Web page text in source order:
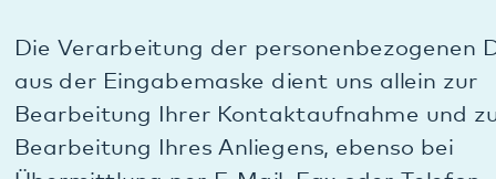
unserem E-Mail-Server gespeichert. Das gilt auch
für E-Mails, die Sie uns schicken.
Ansonsten erfolgt keine Weitergabe an Dritte. Eine
Ausnahme besteht nur dann, wenn eine gesetzliche
Verpflichtung zur Weitergabe besteht.